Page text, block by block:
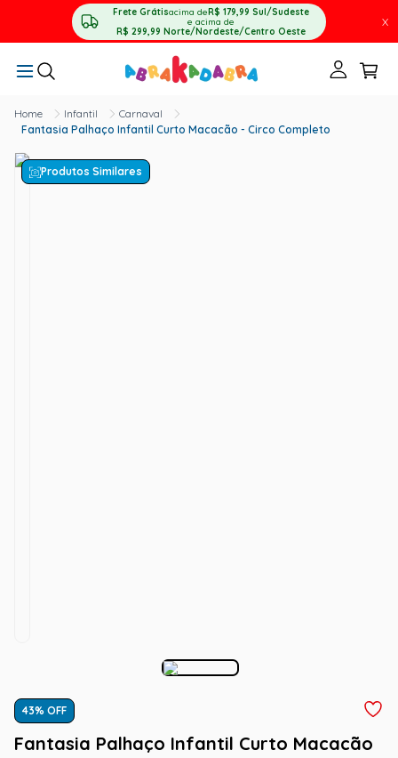
Frete Grátisacima deR$ 179,99 Sul/Sudeste
e acima de
R$ 299,99 Norte/Nordeste/Centro Oeste
X
Infantil
Carnaval
Fantasia Palhaço Infantil Curto Macacão - Circo Completo
Produtos Similares
43% OFF
Fantasia Palhaço Infantil Curto Macacão